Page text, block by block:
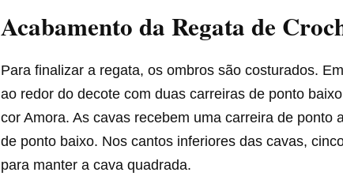
Acabamento da Regata de
Para finalizar a regata, os ombros são costurados.
ao redor do decote com duas carreiras de ponto
cor Amora. As cavas recebem uma carreira de ponto
de ponto baixo. Nos cantos inferiores das cavas,
para manter a cava quadrada.